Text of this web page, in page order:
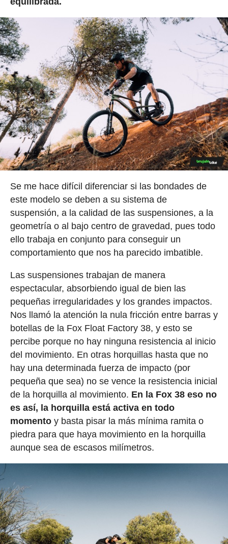
Se me hace difícil diferenciar si las bondades de
este modelo se deben a su sistema de
suspensión, a la calidad de las suspensiones, a la
geometría o al bajo centro de gravedad, pues todo
ello trabaja en conjunto para conseguir un
comportamiento que nos ha parecido imbatible.
Las suspensiones trabajan de manera
espectacular, absorbiendo igual de bien las
pequeñas irregularidades y los grandes impactos.
Nos llamó la atención la nula fricción entre barras y
botellas de la Fox Float Factory 38, y esto se
percibe porque no hay ninguna resistencia al inicio
del movimiento. En otras horquillas hasta que no
hay una determinada fuerza de impacto (por
pequeña que sea) no se vence la resistencia inicial
de la horquilla al movimiento. En la Fox 38 eso no
es así, la horquilla está activa en todo
momentoy basta pisar la más mínima ramita o
piedra para que haya movimiento en la horquilla
aunque sea de escasos milímetros.